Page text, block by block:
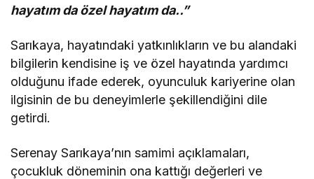
hayatım da özel hayatım da..”
Sarıkaya, hayatındaki yatkınlıkların ve bu alandaki
bilgilerin kendisine iş ve özel hayatında yardımcı
olduğunu ifade ederek, oyunculuk kariyerine olan
ilgisinin de bu deneyimlerle şekillendiğini dile
getirdi.
Serenay Sarıkaya’nın samimi açıklamaları,
çocukluk döneminin ona kattığı değerleri ve